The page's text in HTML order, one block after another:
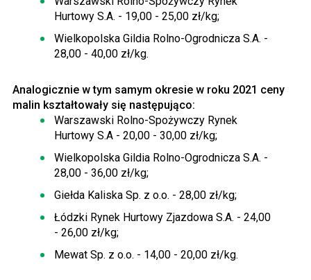
Hurtowy S.A. - 19,00 - 25,00 zł/kg;
Wielkopolska Gildia Rolno-Ogrodnicza S.A. -
28,00 - 40,00 zł/kg.
Analogicznie w tym samym okresie w roku 2021 ceny
malin kształtowały się następująco:
Warszawski Rolno-Spożywczy Rynek
Hurtowy S.A - 20,00 - 30,00 zł/kg;
Wielkopolska Gildia Rolno-Ogrodnicza S.A. -
28,00 - 36,00 zł/kg;
Giełda Kaliska Sp. z o.o. - 28,00 zł/kg;
Łódzki Rynek Hurtowy Zjazdowa S.A. - 24,00
- 26,00 zł/kg;
Mewat Sp. z o.o. - 14,00 - 20,00 zł/kg.